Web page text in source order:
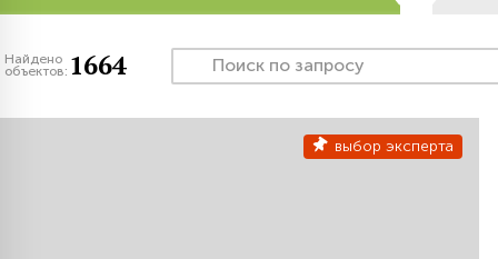
Найдено
объектов: 1664
выбор эксперта